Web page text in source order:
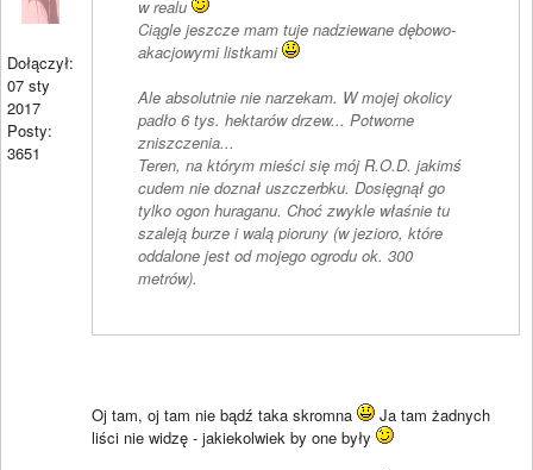
Dołączył:
07 sty
2017
Posty:
3651
w realu
Ciągle jeszcze mam tuje nadziewane dębowo-
akacjowymi listkami
Ale absolutnie nie narzekam. W mojej okolicy
padło 6 tys. hektarów drzew... Potworne
zniszczenia...
Teren, na którym mieści się mój R.O.D. jakimś
cudem nie doznał uszczerbku. Dosięgnął go
tylko ogon huraganu. Choć zwykle właśnie tu
szaleją burze i walą pioruny (w jezioro, które
oddalone jest od mojego ogrodu ok. 300
metrów).
Oj tam, oj tam nie bądź taka skromna
Ja tam żadnych
liści nie widzę - jakiekolwiek by one były